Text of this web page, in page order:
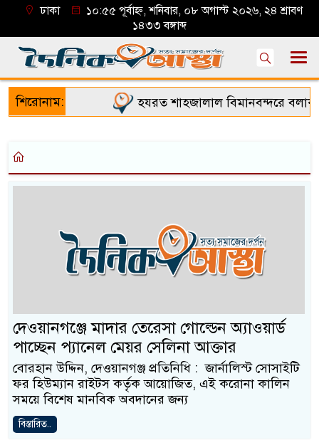
ঢাকা
১০:৫৫ পূর্বাহ্ন, শনিবার, ০৮ অগাস্ট ২০২৬, ২৪ শ্রাবণ
১৪৩৩ বঙ্গাব্দ
শিরোনাম: হযরত শাহজালাল বিমানবন্দরে
দেওয়ানগঞ্জে মাদার তেরেসা গোল্ডেন অ্যাওয়ার্ড
পাচ্ছেন প্যানেল মেয়র সেলিনা আক্তার
বোরহান উদ্দিন, দেওয়ানগঞ্জ প্রতিনিধি : জার্নালিস্ট সোসাইটি
ফর হিউম্যান রাইটস কর্তৃক আয়োজিত, এই করোনা কালিন
সময়ে বিশেষ মানবিক অবদানের জন্য
বিস্তারিত..